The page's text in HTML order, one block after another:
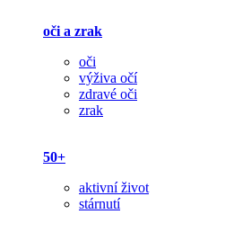
oči a zrak
oči
výživa očí
zdravé oči
zrak
50+
aktivní život
stárnutí